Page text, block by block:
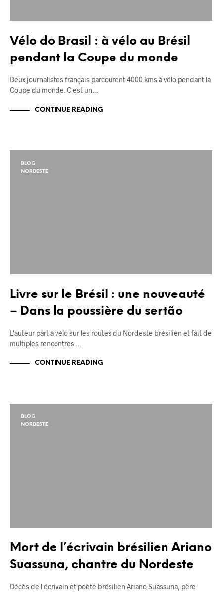
Vélo do Brasil : à vélo au Brésil
pendant la Coupe du monde
Deux journalistes français parcourent 4000 kms à vélo pendant la
Coupe du monde. C'est un…
CONTINUE READING
BLOG
NORDESTE
Livre sur le Brésil : une nouveauté
– Dans la poussière du sertão
L'auteur part à vélo sur les routes du Nordeste brésilien et fait de
multiples rencontres.…
CONTINUE READING
BLOG
NORDESTE
Mort de l’écrivain brésilien Ariano
Suassuna, chantre du Nordeste
Décès de l'écrivain et poète brésilien Ariano Suassuna, père